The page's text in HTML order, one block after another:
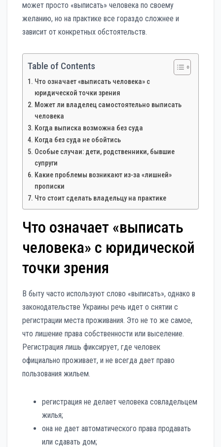
может просто «выписать» человека по своему
желанию, но на практике все гораздо сложнее и
зависит от конкретных обстоятельств.
Table of Contents
Что означает «выписать человека» с
юридической точки зрения
Может ли владелец самостоятельно выписать
человека
Когда выписка возможна без суда
Когда без суда не обойтись
Особые случаи: дети, родственники, бывшие
супруги
Какие проблемы возникают из-за «лишней»
прописки
Что стоит сделать владельцу на практике
Что означает «выписать
человека» с юридической
точки зрения
В быту часто используют слово «выписать», однако в
законодательстве Украины речь идет о снятии с
регистрации места проживания. Это не то же самое,
что лишение права собственности или выселение.
Регистрация лишь фиксирует, где человек
официально проживает, и не всегда дает право
пользования жильем.
регистрация не делает человека совладельцем
жилья;
она не дает автоматического права продавать
или сдавать дом;